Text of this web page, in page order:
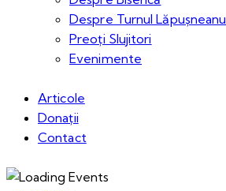
Despre Turnul Lăpușneanu
Preoți Slujitori
Evenimente
Articole
Donații
Contact